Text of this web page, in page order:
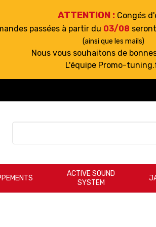
ATTENTION : Congés
passées à partir du 03/08
(ainsi que les mails)
Nous vous souhaitons de
L'équipe Promo-
ACTIVE SOUND
SYSTEM